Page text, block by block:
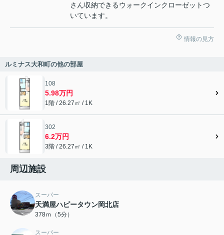
さん収納できるウォークインクローゼットつ
いています。
情報の見方
ルミナス大和町の他の部屋
108
5.98万円
1階 / 26.27㎡ / 1K
302
6.2万円
3階 / 26.27㎡ / 1K
周辺施設
スーパー
天満屋ハピータウン岡北店
378ｍ（5分）
スーパー